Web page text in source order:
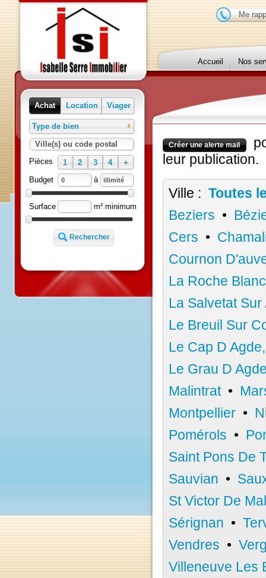
Me
Accueil Nos
Achat Location Viager
Type de bien
Ville(s) ou code postal
1 2 3 4
+
Budget
à
Surface m² minimum
Créer une alerte mail
leur
Ville :
Beziers •
La Roche
La Salvetat
Le Breuil Sur
Le Cap D
Le Grau D
Malintrat•
Montpellier•
Pomérols •
Saint Pons
Sauvian•
St Victor De
Sérignan •
Vendres•